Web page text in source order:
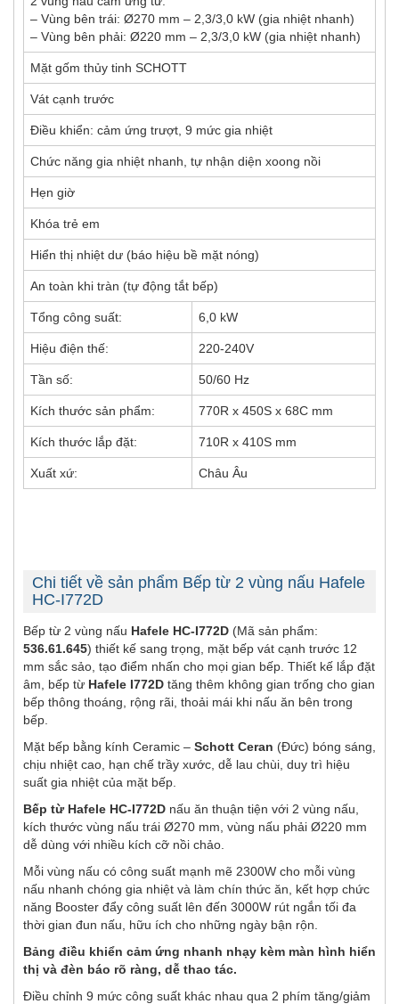
– Vùng bên trái: Ø270 mm – 2,3/3,0 kW (gia nhiệt nhanh)
– Vùng bên phải: Ø220 mm – 2,3/3,0 kW (gia nhiệt nhanh)
Mặt gốm thủy tinh SCHOTT
Vát cạnh trước
Điều khiển: cảm ứng trượt, 9 mức gia nhiệt
Chức năng gia nhiệt nhanh, tự nhận diện xoong nồi
Hẹn giờ
Khóa trẻ em
Hiển thị nhiệt dư (báo hiệu bề mặt nóng)
An toàn khi tràn (tự động tắt bếp)
Tổng công suất: 6,0 kW
Hiệu điện thế: 220-240V
Tần số: 50/60 Hz
Kích thước sản phẩm: 770R x 450S x 68C mm
Kích thước lắp đặt: 710R x 410S mm
Xuất xứ: Châu Âu
Chi tiết về sản phẩm Bếp từ 2 vùng nấu Hafele
HC-I772D
Bếp từ 2 vùng nấu Hafele HC-I772D (Mã sản phẩm:
536.61.645) thiết kế sang trọng, mặt bếp vát cạnh trước 12
mm sắc sảo, tạo điểm nhấn cho mọi gian bếp. Thiết kế lắp đặt
âm, bếp từ Hafele I772D tăng thêm không gian trống cho gian
bếp thông thoáng, rộng rãi, thoải mái khi nấu ăn bên trong
bếp.
Mặt bếp bằng kính Ceramic – Schott Ceran (Đức) bóng sáng,
chịu nhiệt cao, hạn chế trầy xước, dễ lau chùi, duy trì hiệu
suất gia nhiệt của mặt bếp.
Bếp từ Hafele HC-I772D nấu ăn thuận tiện với 2 vùng nấu,
kích thước vùng nấu trái Ø270 mm, vùng nấu phải Ø220 mm
dễ dùng với nhiều kích cỡ nồi chảo.
Mỗi vùng nấu có công suất mạnh mẽ 2300W cho mỗi vùng
nấu nhanh chóng gia nhiệt và làm chín thức ăn, kết hợp chức
năng Booster đẩy công suất lên đến 3000W rút ngắn tối đa
thời gian đun nấu, hữu ích cho những ngày bận rộn.
Bảng điều khiển cảm ứng nhanh nhạy kèm màn hình hiển
thị và đèn báo rõ ràng, dễ thao tác.
Điều chỉnh 9 mức công suất khác nhau qua 2 phím tăng/giảm